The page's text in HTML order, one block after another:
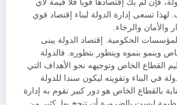
تسعى إدارة الدولة لبناء إقتصاد قوي
والأمان والرخاء.
المؤسسات الحكومية. إقتصاد الدولة يبنى
وينمو بنموه ويتطور بتطوره. فالدولة
القطاع الخاص وتوجيهه نحو الأهداف التي
في البناء وتقويته ليكون سندا للدولة
بالقطاع الخاص هو دور كبير تقوم به إدارة